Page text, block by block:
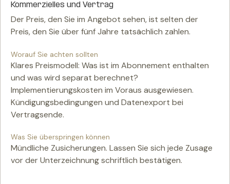
Kommerzielles und Vertrag
Der Preis, den Sie im Angebot sehen, ist selten der
Preis, den Sie über fünf Jahre tatsächlich zahlen.
Worauf Sie achten sollten
Klares Preismodell: Was ist im Abonnement enthalten
und was wird separat berechnet?
Implementierungskosten im Voraus ausgewiesen.
Kündigungsbedingungen und Datenexport bei
Vertragsende.
Was Sie überspringen können
Mündliche Zusicherungen. Lassen Sie sich jede Zusage
vor der Unterzeichnung schriftlich bestätigen.